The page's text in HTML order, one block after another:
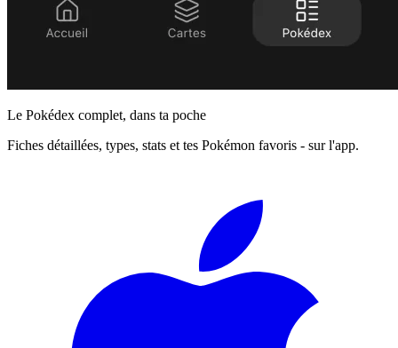
Le Pokédex complet, dans ta poche
Fiches détaillées, types, stats et tes Pokémon favoris - sur l'app.